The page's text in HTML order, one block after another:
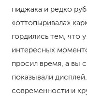
пиджака и редко
«оттопыривала»
гордились тем, что
интересных
просил время, а вы
показывали
современности и